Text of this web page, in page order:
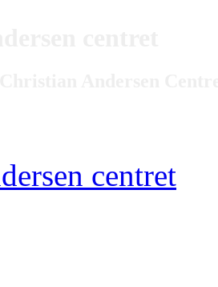
centret